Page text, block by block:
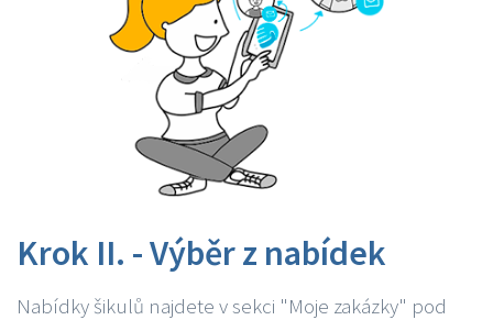
Krok II. - Výběr z nabídek
Nabídky šikulů najdete v sekci "Moje zakázky" pod